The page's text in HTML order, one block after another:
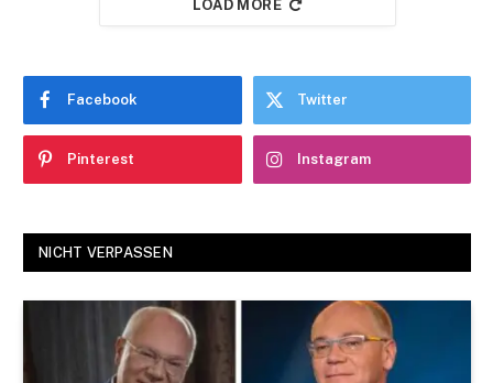
LOAD MORE
Facebook Twitter
Pinterest Instagram
NICHT VERPASSEN